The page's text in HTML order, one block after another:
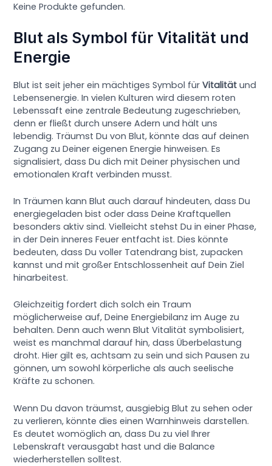
Keine Produkte gefunden.
Blut als Symbol für Vitalität und
Energie
Blut ist seit jeher ein mächtiges Symbol fürVitalität und
Lebensenergie. In vielen Kulturen wird diesem roten
Lebenssaft eine zentrale Bedeutung zugeschrieben,
denn er fließt durch unsere Adern und hält uns
lebendig. Träumst Du von Blut, könnte das auf deinen
Zugang zu Deiner eigenen Energie hinweisen. Es
signalisiert, dass Du dich mit Deiner physischen und
emotionalen Kraft verbinden musst.
In Träumen kann Blut auch darauf hindeuten, dass Du
energiegeladen bist oder dass Deine Kraftquellen
besonders aktiv sind. Vielleicht stehst Du in einer Phase,
in der Dein inneres Feuer entfacht ist. Dies könnte
bedeuten, dass Du voller Tatendrang bist, zupacken
kannst und mit großer Entschlossenheit auf Dein Ziel
hinarbeitest.
Gleichzeitig fordert dich solch ein Traum
möglicherweise auf, Deine Energiebilanz im Auge zu
behalten. Denn auch wenn Blut Vitalität symbolisiert,
weist es manchmal darauf hin, dass Überbelastung
droht. Hier gilt es, achtsam zu sein und sich Pausen zu
gönnen, um sowohl körperliche als auch seelische
Kräfte zu schonen.
Wenn Du davon träumst, ausgiebig Blut zu sehen oder
zu verlieren, könnte dies einen Warnhinweis darstellen.
Es deutet womöglich an, dass Du zu viel Ihrer
Lebenskraft verausgabt hast und die Balance
wiederherstellen solltest.